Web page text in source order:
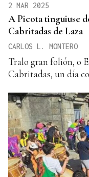
2 MAR 2025
A Picota tinguiuse
Cabritadas de Laza
CARLOS L. MONTERO
Tralo gran folión, o
Cabritadas, un día